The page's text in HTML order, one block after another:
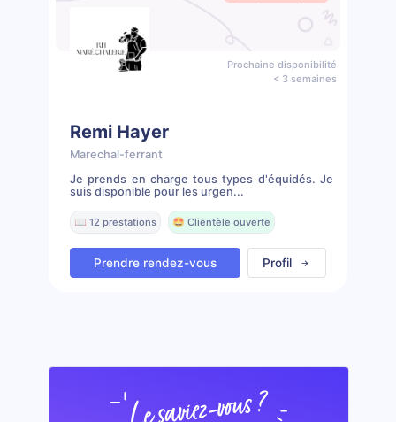
Prochaine disponibilité
< 3 semaines
Remi Hayer
Marechal-ferrant
Je prends en charge tous types d'équidés. Je
suis disponible pour les urgen...
📖 12 prestations 🤩 Clientèle ouverte
Prendre rendez-vous Profil